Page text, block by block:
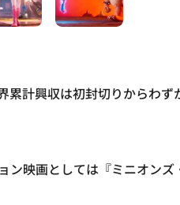
累計興収は初封切りからわず
ン映画としては『ミニオンズ